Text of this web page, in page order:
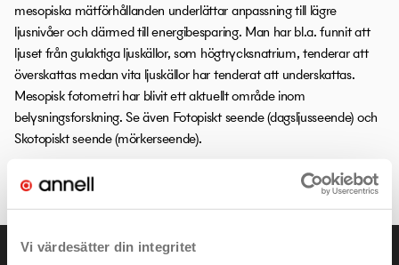
Vi värdesätter din integritet
mesopiska mätförhållanden underlättar anpassning till lägre
ljusnivåer och därmed till energibesparing. Man har bl.a. funnit att
ljuset från gulaktiga ljuskällor, som högtrycksnatrium, tenderar att
överskattas medan vita ljuskällor har tenderat att underskattas.
Mesopisk fotometri har blivit ett aktuellt område inom
belysningsforskning. Se även Fotopiskt seende (dagsljusseende) och
Skotopiskt seende (mörkerseende).
LITEN ORDBOK